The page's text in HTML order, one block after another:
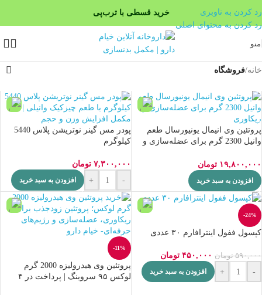
خرید قسطی با ترب‌پی
۴ قسط، بدون کارمزد
بدون ضامن، بدون سود
رد کردن به ناوبری
رد کردن به محتوای اصلی
منو
خانه/فروشگاه
پروتئین وی انیمال یونیورسال طعم
وانیل 2300 گرم برای عضله‌سازی و
۱۹,۸۰۰,۰۰۰ تومان
افزودن به سبد خرید
پودر مس گینر نوتریشن پلاس 5440
کیلوگرم
۷,۳۰۰,۰۰۰ تومان
-
+ افزودن به سبد خرید
-24%
کپسول ففول اینترافارم ۳۰ عددی
۵۹۰,۰۰۰ تومان ۴۵۰,۰۰۰ تومان
-
+ افزودن به سبد خرید
-11%
پروتئین وی هیدرولیزه 2000 گرم
لوکس ۹۵ سروینگ | پرداخت در ۴